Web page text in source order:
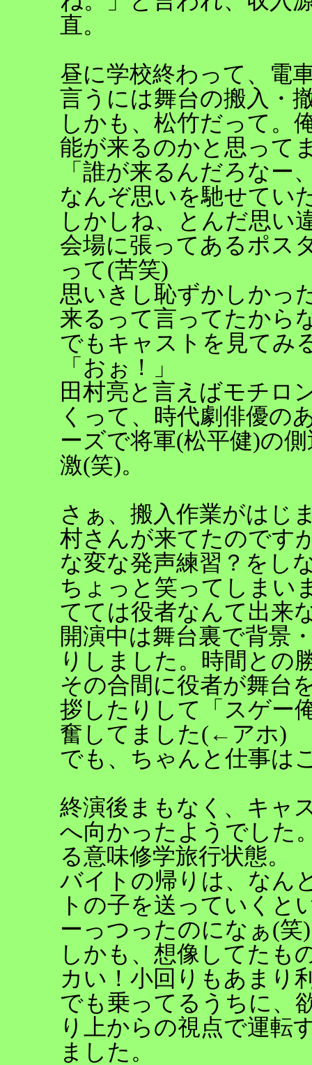
直。
昼に学校終わって、電
言うには舞台の搬入・
しかも、松竹だって。
能が来るのかと思って
「誰が来るんだろなー
なんぞ思いを馳せてい
しかしね、とんだ思い
会場に張ってあるポス
って(苦笑)
思いきし恥ずかしかっ
来るって言ってたから
でもキャストを見てみ
「おぉ！」
田村亮と言えばモチロ
くって、時代劇俳優の
ーズで将軍(松平健)の
激(笑)。
さぁ、搬入作業がはじ
村さんが来てたのです
な変な発声練習？をし
ちょっと笑ってしまい
てては役者なんて出来
開演中は舞台裏で背景
りしました。時間との
その合間に役者が舞台
拶したりして「スゲー
奮してました(←アホ)
でも、ちゃんと仕事は
終演後まもなく、キャ
へ向かったようでした
る意味修学旅行状態。
バイトの帰りは、なん
トの子を送っていくと
ーっつったのになぁ(笑)
しかも、想像してたも
カい！小回りもあまり
でも乗ってるうちに、
り上からの視点で運転
ました。